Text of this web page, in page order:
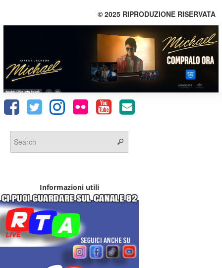
© 2025 RIPRODUZIONE RISERVATA
Informazioni utili